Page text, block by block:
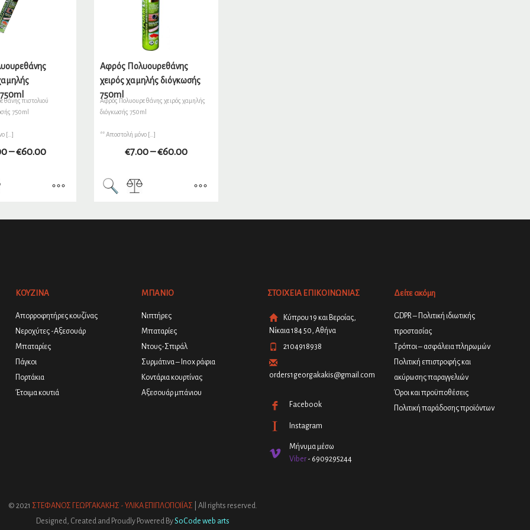
πιστολιού
750ml
[…]
–€60.00
Αφρός Πολυουρεθάνης
χειρός χαμηλής διόγκωσής
750ml
Αφρός Πολυουρεθάνης χειρός χαμηλής
διόγκωσής 750ml
** Αποστολή μόνο […]
€7.00–€60.00
ΚΟΥΖΙΝΑ
Απορροφητήρες κουζίνας
Νεροχύτες -Αξεσουάρ
Μπαταρίες
Πάγκοι
Πορτάκια
Έτοιμα κουτιά
ΜΠΑΝΙΟ
Νιπτήρες
Μπαταρίες
Ντους-Σπιράλ
Συρμάτινα – Inox ράφια
Κοντάρια κουρτίνας
Αξεσουάρ μπάνιου
ΣΤΟΙΧΕΙΑ ΕΠΙΚΟΙΝΩΝΙΑΣ
Κύπρου 19 και Βεροίας,
Νίκαια 184 50, Αθήνα
2104918938
orders1georgakakis@gmail.com
Facebook
Instagram
Μήνυμα μέσω
Viber - 6909295244
Δείτε ακόμη
GDPR – Πολιτική ιδιωτικής
προστασίας
Τρόποι – ασφάλεια πληρωμών
Πολιτική επιστροφής και
ακύρωσης παραγγελιών
Όροι και προϋποθέσεις
Πολιτική παράδοσης προϊόντων
© 2021 ΣΤΕΦΑΝΟΣ ΓΕΩΡΓΑΚΑΚΗΣ - ΥΛΙΚΑ ΕΠΙΠΛΟΠΟΙΪΑΣ | All rights reserved.
Designed, Created and Proudly Powered BySoCode web arts